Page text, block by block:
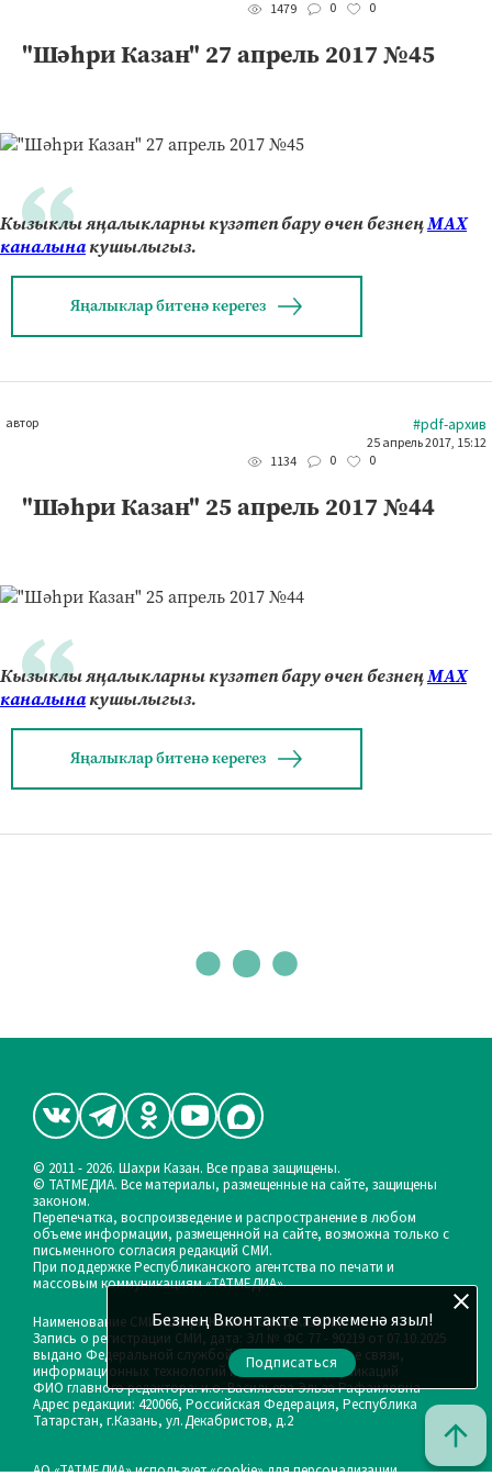
1479
0 0
"Шәһри Казан" 27 апрель 2017 №45
Кызыклы яңалыкларны күзәтеп бару өчен безнеңМАХ
каналынакушылыгыз.
Яңалыклар битенә керегез
автор #pdf-архив
25 апрель 2017, 15:12
1134
0 0
"Шәһри Казан" 25 апрель 2017 №44
Кызыклы яңалыкларны күзәтеп бару өчен безнеңМАХ
каналынакушылыгыз.
Яңалыклар битенә керегез
Безнең Вконтакте төркеменә языл!
Подписаться
© 2011 - 2026. Шахри Казан. Все права защищены.
© ТАТМЕДИА. Все материалы, размещенные на сайте, защищены
законом.
Перепечатка, воспроизведение и распространение в любом
объеме информации, размещенной на сайте, возможна только с
письменного согласия редакций СМИ.
При поддержке Республиканского агентства по печати и
массовым коммуникациям «ТАТМЕДИА».
Наименование СМИ: Шахри Казан (Город Казань)
Запись о регистрации СМИ, дата: ЭЛ № ФС 77 - 90219 от 07.10.2025
выдано Федеральной службой по надзору в сфере связи,
информационных технологий и массовых коммуникаций
ФИО главного редактора: и.о. Васильева Эльза Рафаиловна
Адрес редакции: 420066, Российская Федерация, Республика
Татарстан, г.Казань, ул.Декабристов, д.2
АО «ТАТМЕДИА» использует «cookie»для персонализации